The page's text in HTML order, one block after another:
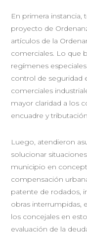
En primera instancia,
proyecto de
artículos de la
comerciales. Lo que
regímenes
control de seguridad
comerciales
mayor claridad a los
encuadre y
Luego, atendieron
solucionar
municipio en
compensación
patente de rodados,
obras interrumpidas,
los concejales en
evaluación de la